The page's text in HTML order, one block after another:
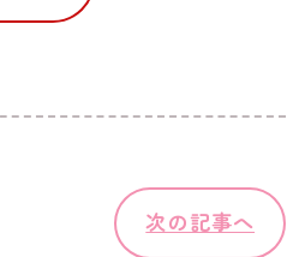
次の記事へ